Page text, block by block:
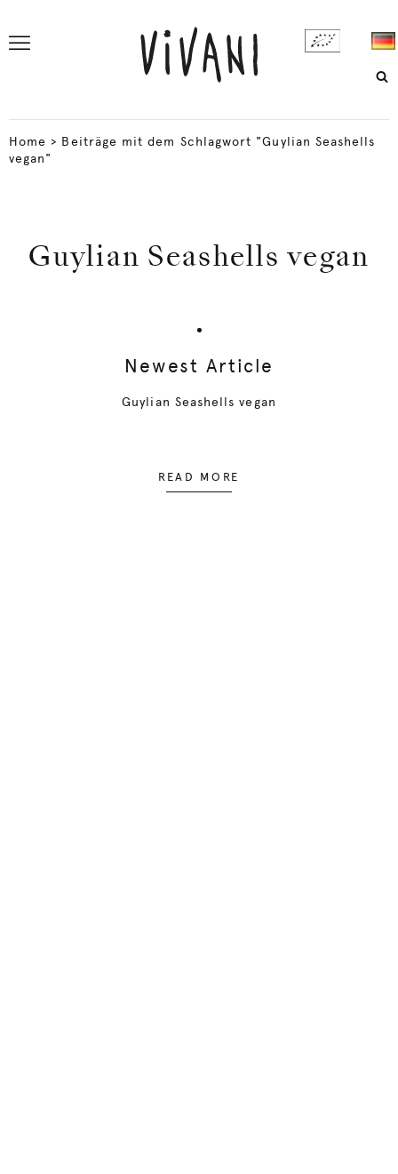
Home > Beiträge mit dem Schlagwort "Guylian Seashells
vegan"
Guylian Seashells vegan
Newest Article
Guylian Seashells vegan
READ MORE